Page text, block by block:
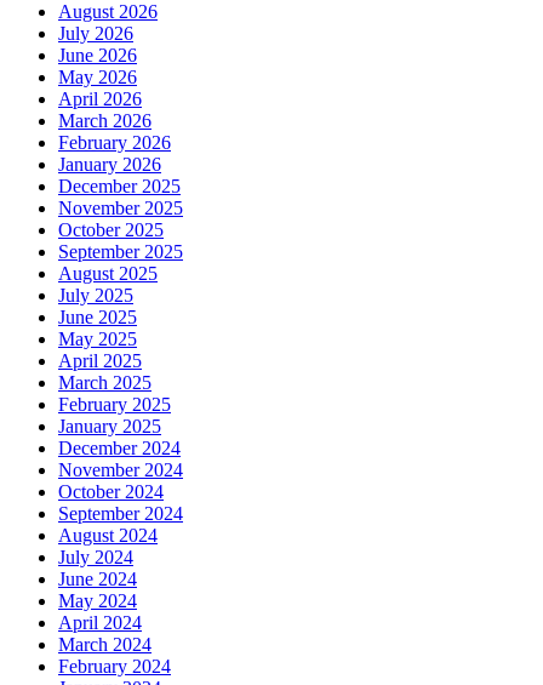
August 2026
July 2026
June 2026
May 2026
April 2026
March 2026
February 2026
January 2026
December 2025
November 2025
October 2025
September 2025
August 2025
July 2025
June 2025
May 2025
April 2025
March 2025
February 2025
January 2025
December 2024
November 2024
October 2024
September 2024
August 2024
July 2024
June 2024
May 2024
April 2024
March 2024
February 2024